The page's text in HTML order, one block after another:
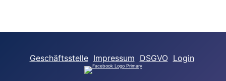
Geschäftsstelle Impressum DSGVO Login